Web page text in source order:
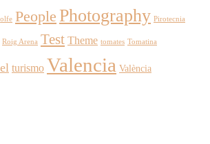
People Photography Pirotecnia
Roig Arena Test Theme tomates Tomatina
turismo Valencia València